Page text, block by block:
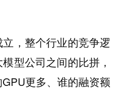
，整个行业的竞争逻
型公司之间的比拼，
更多、谁的融资额